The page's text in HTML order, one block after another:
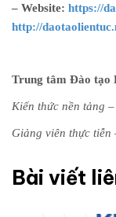
– Website: https://
http://
Trung tâm Đào tạo
Kiến thức nền tảng
Giảng viên thực tiễn
Bài viết